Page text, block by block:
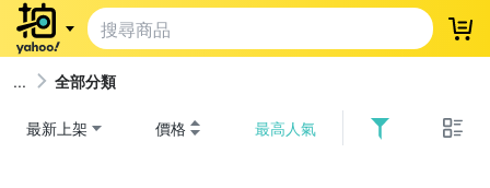
登
全部分類
最新上架 價格 最高人氣